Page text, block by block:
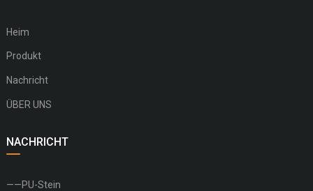
Heim
Produkt
Nachricht
ÜBER UNS
NACHRICHT
——PU-Stein